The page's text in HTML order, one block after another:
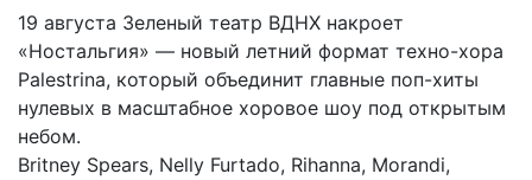
19 августа Зеленый театр ВДНХ накроет
«Ностальгия» — новый летний формат техно-хора
Palestrina, который объединит главные поп-хиты
нулевых в масштабное хоровое шоу под открытым
небом.
Britney Spears, Nelly Furtado, Rihanna, Morandi,